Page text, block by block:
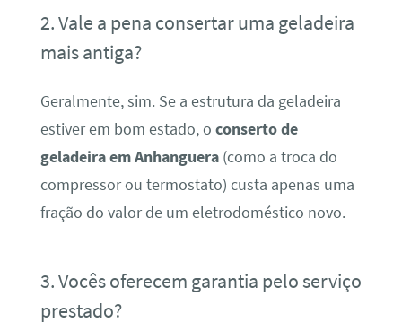
2. Vale a pena consertar uma geladeira
mais antiga?
Geralmente, sim. Se a estrutura da geladeira
estiver em bom estado, o conserto de
geladeira em Anhanguera(como a troca do
compressor ou termostato) custa apenas uma
fração do valor de um eletrodoméstico novo.
3. Vocês oferecem garantia pelo serviço
prestado?